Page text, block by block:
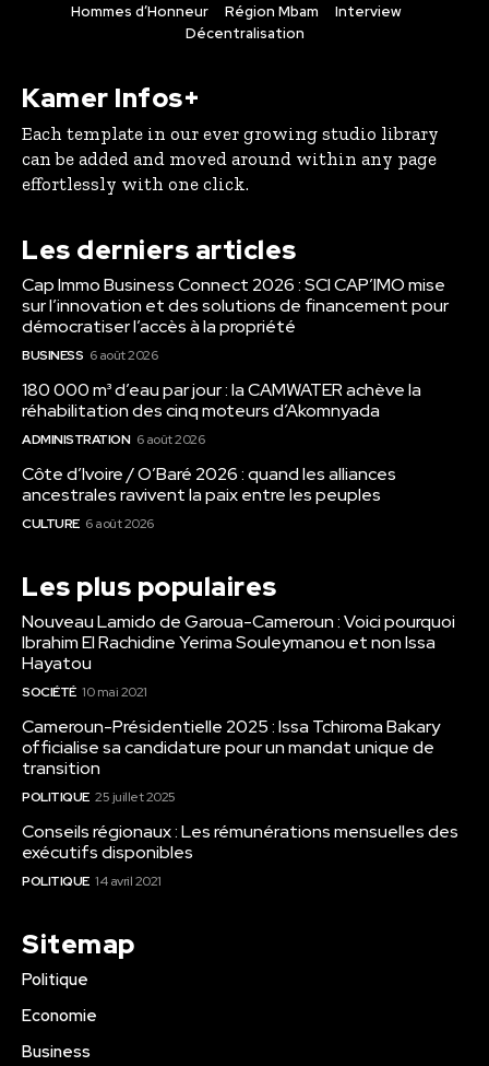
Hommes d’Honneur
Région Mbam
Interview
Décentralisation
Kamer Infos+
Each template in our ever growing studio library
can be added and moved around within any page
effortlessly with one click.
Les derniers articles
Cap Immo Business Connect 2026 : SCI CAP’IMO mise
sur l’innovation et des solutions de financement pour
démocratiser l’accès à la propriété
BUSINESS 6 août 2026
180 000 m³ d’eau par jour : la CAMWATER achève la
réhabilitation des cinq moteurs d’Akomnyada
ADMINISTRATION 6 août 2026
Côte d’Ivoire / O’Baré 2026 : quand les alliances
ancestrales ravivent la paix entre les peuples
CULTURE 6 août 2026
Les plus populaires
Nouveau Lamido de Garoua-Cameroun : Voici pourquoi
Ibrahim El Rachidine Yerima Souleymanou et non Issa
Hayatou
SOCIÉTÉ 10 mai 2021
Cameroun-Présidentielle 2025 : Issa Tchiroma Bakary
officialise sa candidature pour un mandat unique de
transition
POLITIQUE 25 juillet 2025
Conseils régionaux : Les rémunérations mensuelles des
exécutifs disponibles
POLITIQUE 14 avril 2021
Sitemap
Politique
Economie
Business